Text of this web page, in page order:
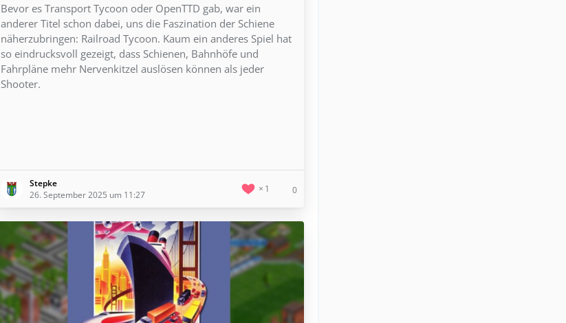
Bevor es Transport Tycoon oder OpenTTD gab, war ein
anderer Titel schon dabei, uns die Faszination der Schiene
näherzubringen: Railroad Tycoon. Kaum ein anderes Spiel hat
so eindrucksvoll gezeigt, dass Schienen, Bahnhöfe und
Fahrpläne mehr Nervenkitzel auslösen können als jeder
Shooter.
Stepke
26. September 2025 um 11:27
1 0